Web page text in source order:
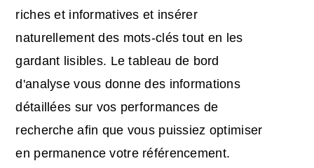
riches et informatives et insérer
naturellement des mots-clés tout en les
gardant lisibles. Le tableau de bord
d'analyse vous donne des informations
détaillées sur vos performances de
recherche afin que vous puissiez optimiser
en permanence votre référencement.